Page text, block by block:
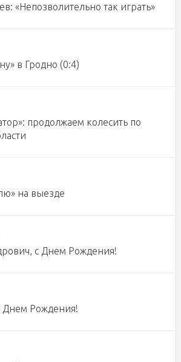
«Непозволительно так играть»
в Гродно (0:4)
продолжаем колесить по
на выезде
с Днем Рождения!
Днем Рождения!